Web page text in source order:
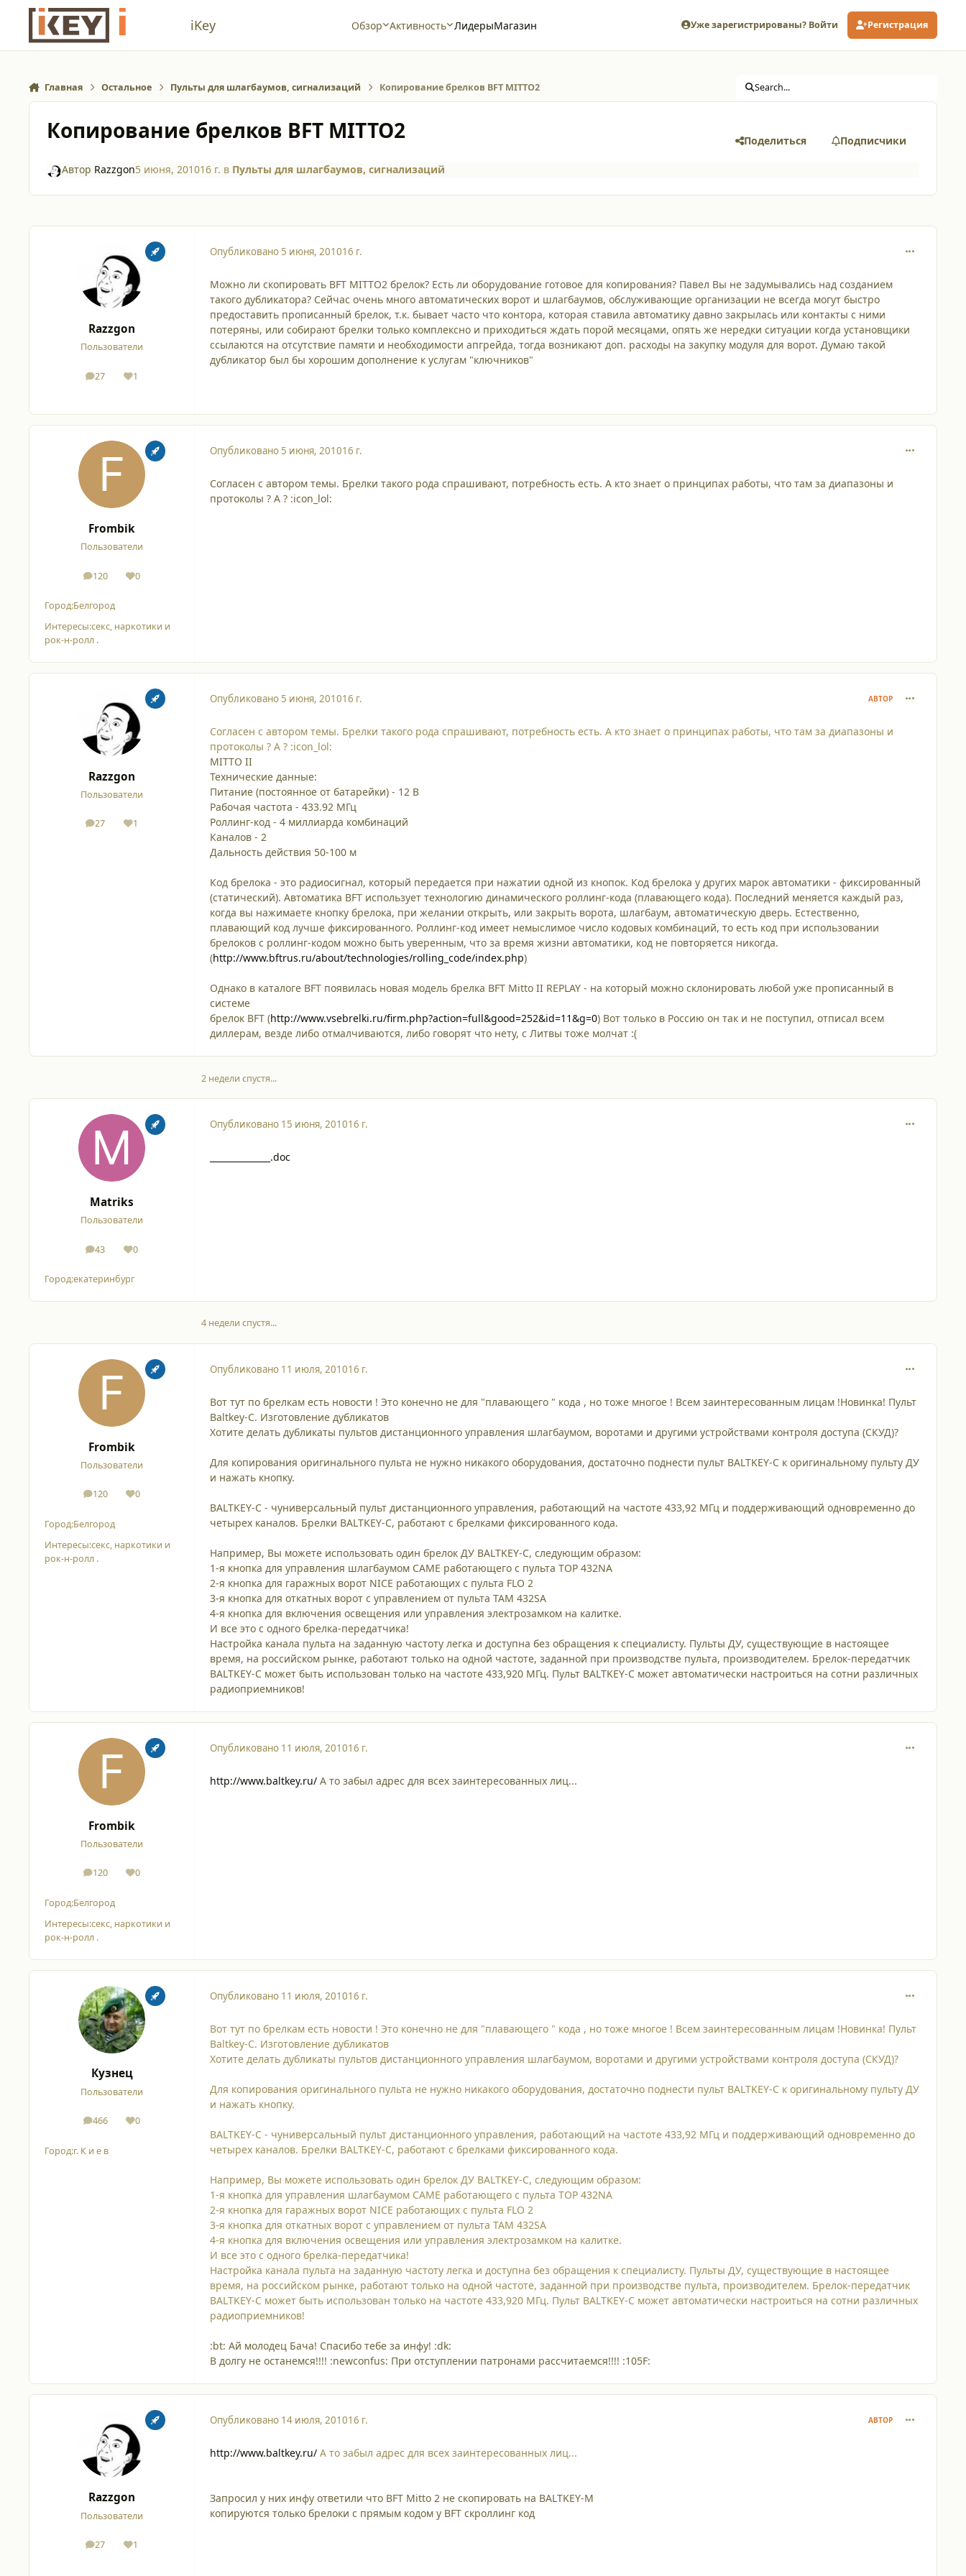
Перейти к содержанию
iKey Обзор Активность ЛидерыМагазин Уже зарегистрированы? Войти Регистрация
Главная Остальное Пульты для шлагбаумов, сигнализаций Копирование брелков BFT MITTO2 Search...
Копирование брелков BFT MITTO2 Поделиться Подписчики
Автор Razzgon5 июня, 201016 г. в Пульты для шлагбаумов, сигнализаций
Razzgon
Пользователи
27
сообщения
1
Репутация
Опубликовано 5 июня, 201016 г.
Можно ли скопировать BFT MITTO2 брелок? Есть ли оборудование готовое для копирования? Павел Вы не задумывались над созданием
такого дубликатора? Сейчас очень много автоматических ворот и шлагбаумов, обслуживающие организации не всегда могут быстро
предоставить прописанный брелок, т.к. бывает часто что контора, которая ставила автоматику давно закрылась или контакты с ними
потеряны, или собирают брелки только комплексно и приходиться ждать порой месяцами, опять же нередки ситуации когда установщики
ссылаются на отсутствие памяти и необходимости апгрейда, тогда возникают доп. расходы на закупку модуля для ворот. Думаю такой
дубликатор был бы хорошим дополнение к услугам "ключников"
Frombik
Пользователи
120
сообщения
0
Репутация
Город:Белгород
Интересы:секс, наркотики и
рок-н-ролл .
Опубликовано 5 июня, 201016 г.
Согласен с автором темы. Брелки такого рода спрашивают, потребность есть. А кто знает о принципах работы, что там за диапазоны и
протоколы ? А ? :icon_lol:
Razzgon
Пользователи
27
сообщения
1
Репутация
Опубликовано 5 июня, 201016 г. АВТОР
Согласен с автором темы. Брелки такого рода спрашивают, потребность есть. А кто знает о принципах работы, что там за диапазоны и
протоколы ? А ? :icon_lol:
MITTO II
Технические данные:
Питание (постоянное от батарейки) - 12 В
Рабочая частота - 433.92 МГц
Роллинг-код - 4 миллиарда комбинаций
Каналов - 2
Дальность действия 50-100 м
Код брелока - это радиосигнал, который передается при нажатии одной из кнопок. Код брелока у других марок автоматики - фиксированный
(статический). Автоматика BFT использует технологию динамического роллинг-кода (плавающего кода). Последний меняется каждый раз,
когда вы нажимаете кнопку брелока, при желании открыть, или закрыть ворота, шлагбаум, автоматическую дверь. Естественно,
плавающий код лучше фиксированного. Роллинг-код имеет немыслимое число кодовых комбинаций, то есть код при использовании
брелоков с роллинг-кодом можно быть уверенным, что за время жизни автоматики, код не повторяется никогда.
(http://www.bftrus.ru/about/technologies/rolling_code/index.php)
Однако в каталоге BFT появилась новая модель брелка BFT Mitto II REPLAY - на который можно склонировать любой уже прописанный в
системе
брелок BFT (http://www.vsebrelki.ru/firm.php?action=full&good=252&id=11&g=0) Вот только в Россию он так и не поступил, отписал всем
диллерам, везде либо отмалчиваются, либо говорят что нету, с Литвы тоже молчат :(
2 недели спустя...
Matriks
Пользователи
43
сообщения
0
Репутация
Город:екатеринбург
Опубликовано 15 июня, 201016 г.
______________.doc
4 недели спустя...
Frombik
Пользователи
120
сообщения
0
Репутация
Город:Белгород
Интересы:секс, наркотики и
рок-н-ролл .
Опубликовано 11 июля, 201016 г.
Вот тут по брелкам есть новости ! Это конечно не для "плавающего " кода , но тоже многое ! Всем заинтересованным лицам !Новинка! Пульт
Baltkey-C. Изготовление дубликатов
Хотите делать дубликаты пультов дистанционного управления шлагбаумом, воротами и другими устройствами контроля доступа (СКУД)?
Для копирования оригинального пульта не нужно никакого оборудования, достаточно поднести пульт BALTKEY-C к оригинальному пульту ДУ
и нажать кнопку.
BALTKEY-C - чуниверсальный пульт дистанционного управления, работающий на частоте 433,92 МГц и поддерживающий одновременно до
четырех каналов. Брелки BALTKEY-C, работают с брелками фиксированного кода.
Например, Вы можете использовать один брелок ДУ BALTKEY-C, следующим образом:
1-я кнопка для управления шлагбаумом CAME работающего с пульта TOP 432NA
2-я кнопка для гаражных ворот NICE работающих с пульта FLO 2
3-я кнопка для откатных ворот с управлением от пульта TAM 432SA
4-я кнопка для включения освещения или управления электрозамком на калитке.
И все это с одного брелка-передатчика!
Настройка канала пульта на заданную частоту легка и доступна без обращения к специалисту. Пульты ДУ, существующие в настоящее
время, на российском рынке, работают только на одной частоте, заданной при производстве пульта, производителем. Брелок-передатчик
BALTKEY-C может быть использован только на частоте 433,920 МГц. Пульт BALTKEY-C может автоматически настроиться на сотни различных
радиоприемников!
Frombik
Пользователи
120
сообщения
0
Репутация
Город:Белгород
Интересы:секс, наркотики и
рок-н-ролл .
Опубликовано 11 июля, 201016 г.
http://www.baltkey.ru/ А то забыл адрес для всех заинтересованных лиц...
Кузнец
Пользователи
466
сообщения
0
Репутация
Город:г. К и е в
Опубликовано 11 июля, 201016 г.
Вот тут по брелкам есть новости ! Это конечно не для "плавающего " кода , но тоже многое ! Всем заинтересованным лицам !Новинка! Пульт
Baltkey-C. Изготовление дубликатов
Хотите делать дубликаты пультов дистанционного управления шлагбаумом, воротами и другими устройствами контроля доступа (СКУД)?
Для копирования оригинального пульта не нужно никакого оборудования, достаточно поднести пульт BALTKEY-C к оригинальному пульту ДУ
и нажать кнопку.
BALTKEY-C - чуниверсальный пульт дистанционного управления, работающий на частоте 433,92 МГц и поддерживающий одновременно до
четырех каналов. Брелки BALTKEY-C, работают с брелками фиксированного кода.
Например, Вы можете использовать один брелок ДУ BALTKEY-C, следующим образом:
1-я кнопка для управления шлагбаумом CAME работающего с пульта TOP 432NA
2-я кнопка для гаражных ворот NICE работающих с пульта FLO 2
3-я кнопка для откатных ворот с управлением от пульта TAM 432SA
4-я кнопка для включения освещения или управления электрозамком на калитке.
И все это с одного брелка-передатчика!
Настройка канала пульта на заданную частоту легка и доступна без обращения к специалисту. Пульты ДУ, существующие в настоящее
время, на российском рынке, работают только на одной частоте, заданной при производстве пульта, производителем. Брелок-передатчик
BALTKEY-C может быть использован только на частоте 433,920 МГц. Пульт BALTKEY-C может автоматически настроиться на сотни различных
радиоприемников!
:bt: Ай молодец Бача! Спасибо тебе за инфу! :dk:
В долгу не останемся!!!! :newconfus: При отступлении патронами рассчитаемся!!!! :105F:
Razzgon
Пользователи
27
сообщения
1
Репутация
Опубликовано 14 июля, 201016 г. АВТОР
http://www.baltkey.ru/ А то забыл адрес для всех заинтересованных лиц...
Запросил у них инфу ответили что BFT Mitto 2 не скопировать на BALTKEY-M
копируются только брелоки с прямым кодом у BFT скроллинг код